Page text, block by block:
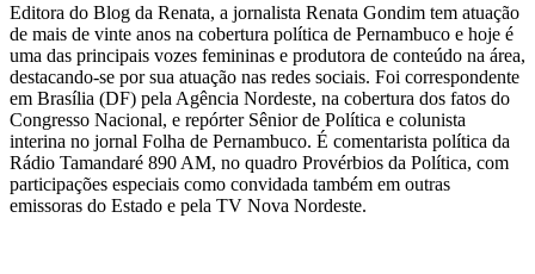
Editora do Blog da Renata, a jornalista Renata Gondim tem atuação
de mais de vinte anos na cobertura política de Pernambuco e hoje é
uma das principais vozes femininas e produtora de conteúdo na área,
destacando-se por sua atuação nas redes sociais. Foi correspondente
em Brasília (DF) pela Agência Nordeste, na cobertura dos fatos do
Congresso Nacional, e repórter Sênior de Política e colunista
interina no jornal Folha de Pernambuco. É comentarista política da
Rádio Tamandaré 890 AM, no quadro Provérbios da Política, com
participações especiais como convidada também em outras
emissoras do Estado e pela TV Nova Nordeste.